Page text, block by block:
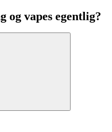
og vapes egentlig?